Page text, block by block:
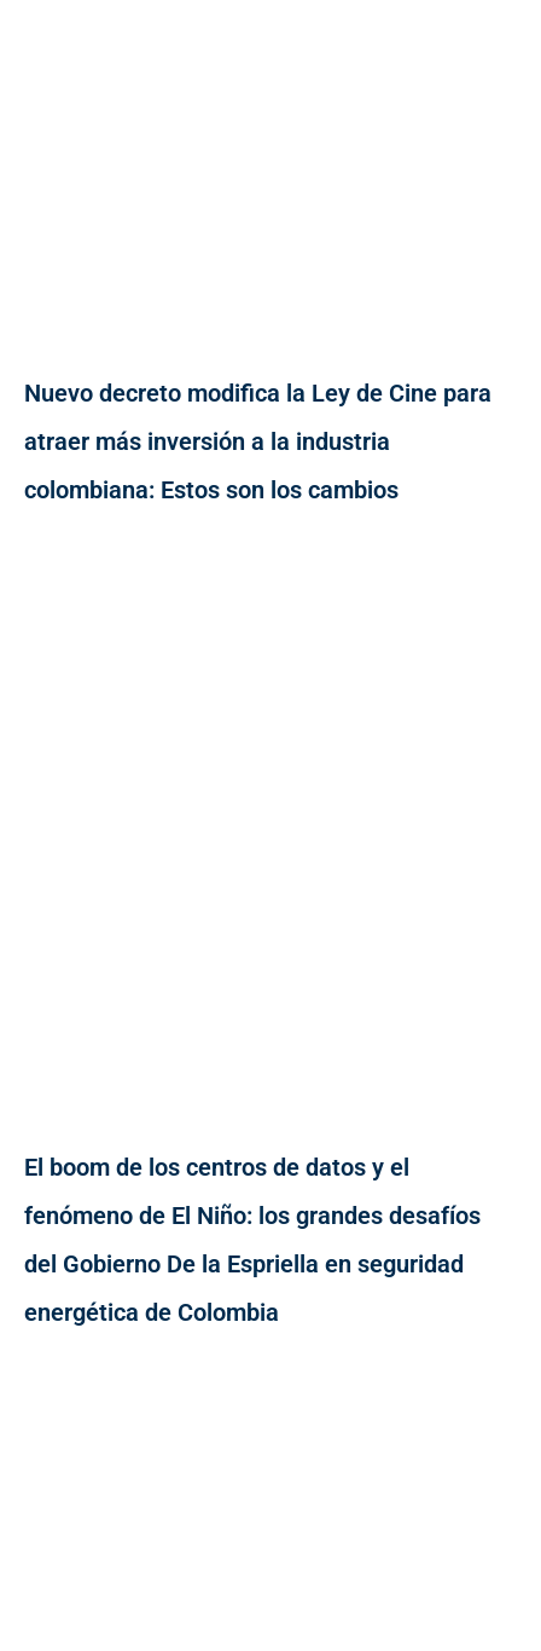
Nuevo decreto modifica la Ley de Cine para
atraer más inversión a la industria
colombiana: Estos son los cambios
El boom de los centros de datos y el
fenómeno de El Niño: los grandes desafíos
del Gobierno De la Espriella en seguridad
energética de Colombia